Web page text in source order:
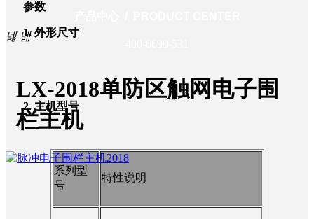
参数
1. 外形尺寸
2. 主机型号
系列型
号
特性说明
넳 넲
LX-2018单防区触网电子围
栏主机